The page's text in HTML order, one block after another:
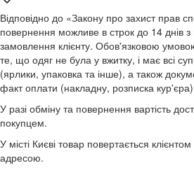
Відповідно до «Закону про захист прав
повернення можливе в строк до 14 днів
замовлення клієнту. Обов'язковою
те, що одяг не була у вжитку, і має всі
(ярлики, упаковка та інше), а також
факт оплати (накладну, розписка
У разі обміну та повернення вартість
покупцем.
У місті Києві товар повертається
адресою.